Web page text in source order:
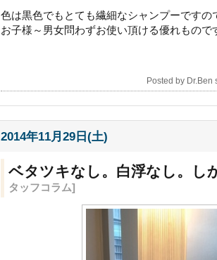
色は黒色でもとても繊細なシャンプーですの
お子様～男女問わずお使い頂ける優れもので
Posted by
2014年11月29日(土)
ベタツキなし。白浮なし。し
タッフコラム]